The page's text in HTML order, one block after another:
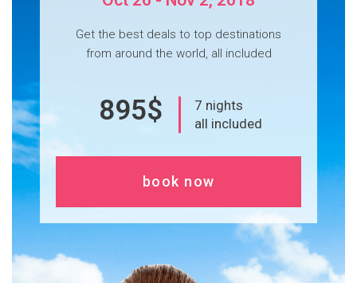
Get the best deals to top destinations
from around the world, all included
895$
7 nights
all included
book now